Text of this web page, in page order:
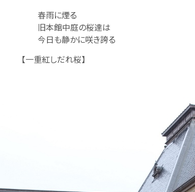
に煙る
中庭の桜達は
静かに咲き誇る
【一重紅しだれ桜】